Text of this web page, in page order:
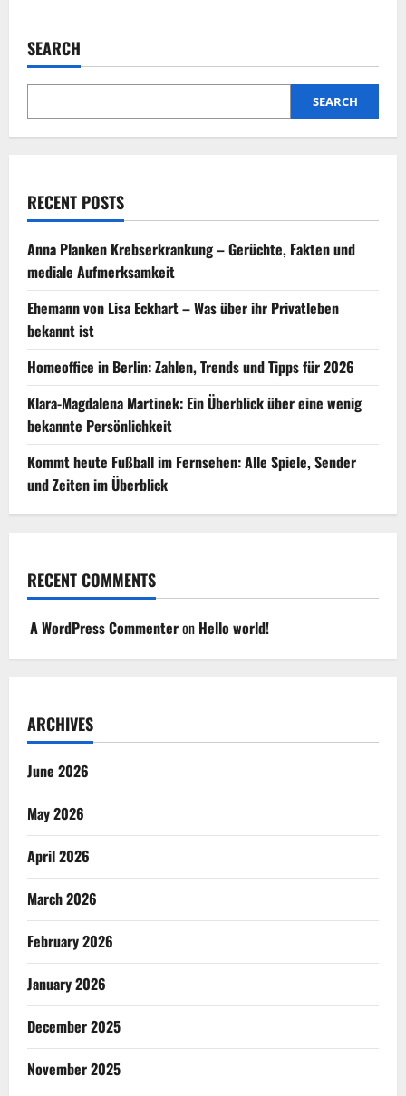
visualisierst
ein
für
SEARCH
SEARCH
RECENT POSTS
Anna Planken Krebserkrankung – Gerüchte, Fakten und
mediale Aufmerksamkeit
Ehemann von Lisa Eckhart – Was über ihr Privatleben
bekannt ist
Homeoffice in Berlin: Zahlen, Trends und Tipps für 2026
Klara-Magdalena Martinek: Ein Überblick über eine wenig
bekannte Persönlichkeit
Kommt heute Fußball im Fernsehen: Alle Spiele, Sender
und Zeiten im Überblick
RECENT COMMENTS
A WordPress Commenteron Hello world!
ARCHIVES
June 2026
May 2026
April 2026
March 2026
February 2026
January 2026
December 2025
November 2025